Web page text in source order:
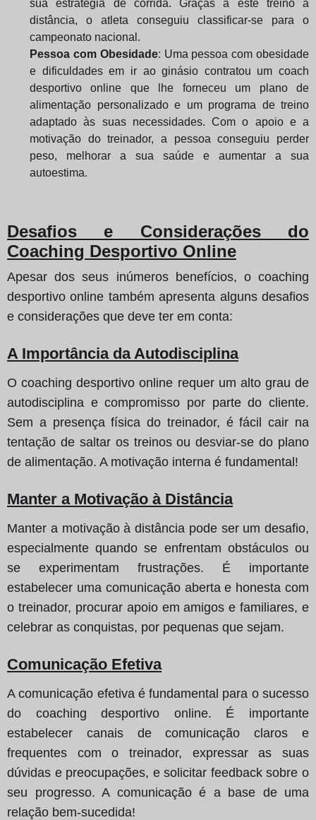
sua estratégia de corrida. Graças a este treino à
distância, o atleta conseguiu classificar-se para o
campeonato nacional.
Pessoa com Obesidade: Uma pessoa com obesidade
e dificuldades em ir ao ginásio contratou um coach
desportivo online que lhe forneceu um plano de
alimentação personalizado e um programa de treino
adaptado às suas necessidades. Com o apoio e a
motivação do treinador, a pessoa conseguiu perder
peso, melhorar a sua saúde e aumentar a sua
autoestima.
Desafios e Considerações do
Coaching Desportivo Online
Apesar dos seus inúmeros benefícios, o coaching
desportivo online também apresenta alguns desafios
e considerações que deve ter em conta:
A Importância da Autodisciplina
O coaching desportivo online requer um alto grau de
autodisciplina e compromisso por parte do cliente.
Sem a presença física do treinador, é fácil cair na
tentação de saltar os treinos ou desviar-se do plano
de alimentação. A motivação interna é fundamental!
Manter a Motivação à Distância
Manter a motivação à distância pode ser um desafio,
especialmente quando se enfrentam obstáculos ou
se experimentam frustrações. É importante
estabelecer uma comunicação aberta e honesta com
o treinador, procurar apoio em amigos e familiares, e
celebrar as conquistas, por pequenas que sejam.
Comunicação Efetiva
A comunicação efetiva é fundamental para o sucesso
do coaching desportivo online. É importante
estabelecer canais de comunicação claros e
frequentes com o treinador, expressar as suas
dúvidas e preocupações, e solicitar feedback sobre o
seu progresso. A comunicação é a base de uma
relação bem-sucedida!